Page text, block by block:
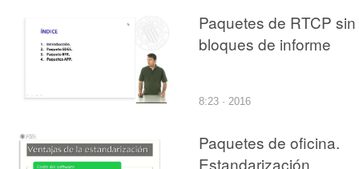
Paquetes de RTCP sin
bloques de informe
8:23 · 2016
Paquetes de oficina.
Estandarización